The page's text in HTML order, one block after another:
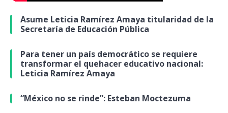
Asume Leticia Ramírez Amaya titularidad de la
Secretaría de Educación Pública
Para tener un país democrático se requiere
transformar el quehacer educativo nacional:
Leticia Ramírez Amaya
“México no se rinde”: Esteban Moctezuma